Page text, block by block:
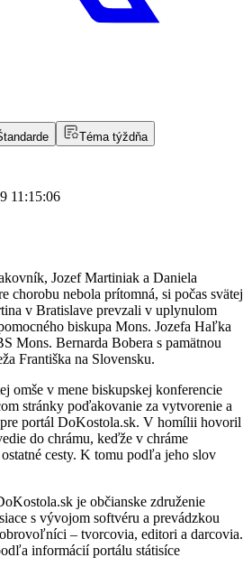
Téma týždňa
11:15:06
Jozef Martiniak a Daniela
chorobu nebola prítomná, si počas svätej
v Bratislave prevzali v uplynulom
biskupa Mons. Jozefa Haľka
Mons. Bernarda Bobera s pamätnou
Františka na Slovensku.
omše v mene biskupskej konferencie
stránky poďakovanie za vytvorenie a
portál DoKostola.sk. V homílii hovoril
do chrámu, keďže v chráme
cesty. K tomu podľa jeho slov
je občianske združenie
s vývojom softvéru a prevádzkou
– tvorcovia, editori a darcovia.
informácií portálu státisíce